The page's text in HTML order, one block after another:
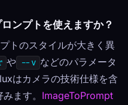
ンプトを使えますか？
トのスタイルが大きく異
や --v などのパラメータ
はカメラの技術仕様を含
ます。 ImageToPrompt